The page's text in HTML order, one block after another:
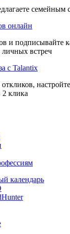
семейным
онлайн
и подписывайте
личных встреч
с Talantix
2 клика
календарь